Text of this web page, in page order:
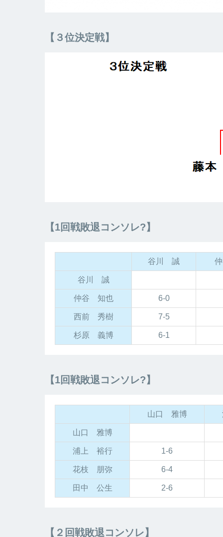
【３位決定戦】
【1回戦敗退コンソレ?】
谷川 誠
谷川 誠
仲谷 知也 6-0
西前 秀樹 7-5
杉原 義博 6-1
【1回戦敗退コンソレ?】
山口 雅博
山口 雅博
浦上 裕行 1-6
花枝 朋弥 6-4
田中 公生 2-6
【２回戦敗退コンソレ】